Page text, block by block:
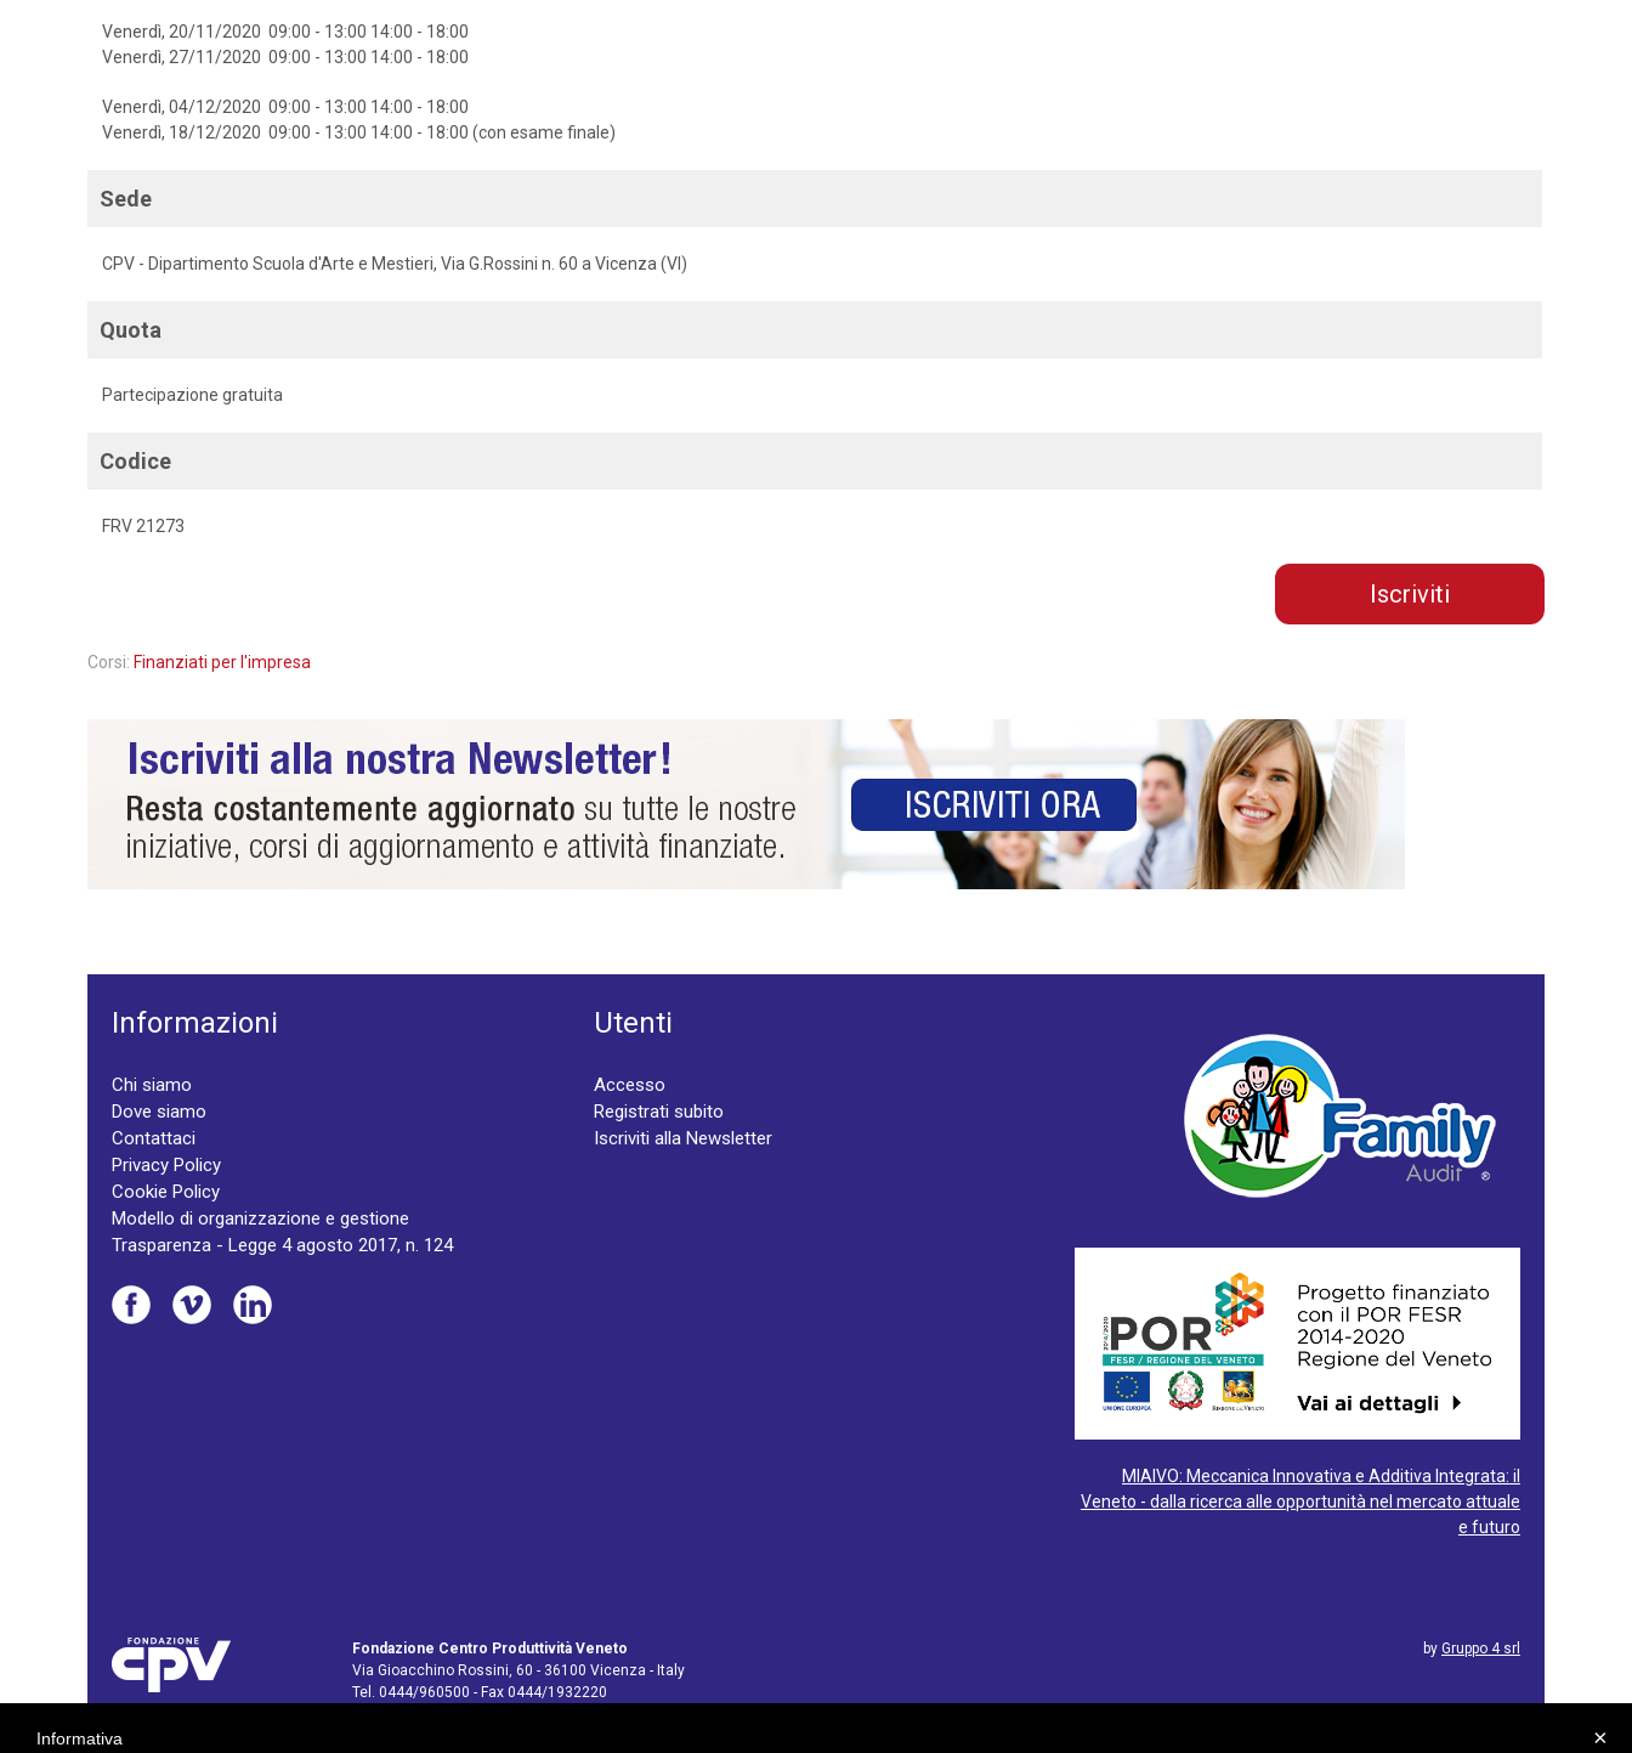
Venerdì, 20/11/2020 09:00 - 13:00 14:00 - 18:00
Venerdì, 27/11/2020 09:00 - 13:00 14:00 - 18:00
Venerdì, 04/12/2020 09:00 - 13:00 14:00 - 18:00
Venerdì, 18/12/2020 09:00 - 13:00 14:00 - 18:00 (con esame finale)
Sede
CPV - Dipartimento Scuola d'Arte e Mestieri, Via G.Rossini n. 60 a Vicenza (VI)
Quota
Partecipazione gratuita
Codice
FRV 21273
Iscriviti
Corsi: Finanziati per l'impresa
Informazioni
Chi siamo
Dove siamo
Contattaci
Privacy Policy
Cookie Policy
Modello di organizzazione e gestione
Trasparenza - Legge 4 agosto 2017, n. 124
Utenti
Accesso
Registrati subito
Iscriviti alla Newsletter
MIAIVO: Meccanica Innovativa e Additiva Integrata: il
Veneto - dalla ricerca alle opportunità nel mercato attuale
e futuro
Fondazione Centro Produttività Veneto
Via Gioacchino Rossini, 60 - 36100 Vicenza - Italy
Tel. 0444/960500 - Fax 0444/1932220
by Gruppo 4 srl
×
Informativa